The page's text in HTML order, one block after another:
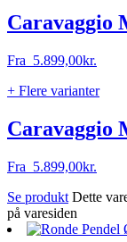
Caravaggio
Fra 5.899,00kr.
+ Flere varianter
Caravaggio
Fra 5.899,00kr.
Se produkt Dette
på varesiden